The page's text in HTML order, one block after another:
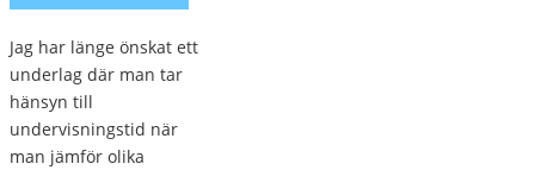
Jag har länge önskat ett
underlag där man tar
hänsyn till
undervisningstid när
man jämför olika